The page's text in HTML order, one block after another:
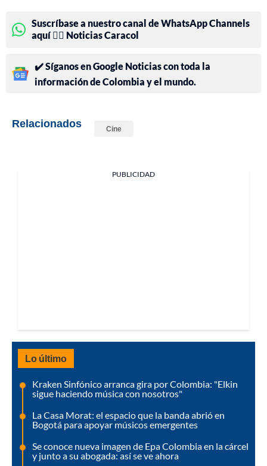
Suscríbase a nuestro canal de WhatsApp Channels
aquí 👉🏻 Noticias Caracol
✔️ Síganos en Google Noticias con toda la
información de Colombia y el mundo.
Relacionados Cine
PUBLICIDAD
Lo último
Kraken Sinfónico arranca gira por Colombia: "Elkin
sigue haciendo música con nosotros"
La Casa Morat: el espacio que la banda abrió en
Bogotá para apoyar músicos emergentes
Se conoce nueva imagen de Epa Colombia en la cárcel
y junto a su abogada: así se ve ahora